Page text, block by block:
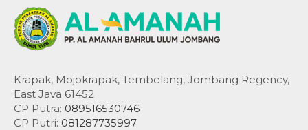
Krapak, Mojokrapak, Tembelang, Jombang Regency,
East Java 61452
CP Putra: 089516530746
CP Putri: 081287735997